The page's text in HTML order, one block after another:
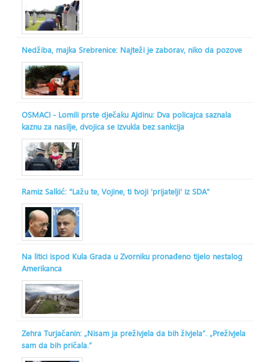
Nedžiba, majka Srebrenice: Najteži je zaborav, niko da pozove
OSMACI - Lomili prste dječaku Ajdinu: Dva policajca saznala
kaznu za nasilje, dvojica se izvukla bez sankcija
Ramiz Salkić: "Lažu te, Vojine, ti tvoji 'prijatelji' iz SDA"
Na litici ispod Kula Grada u Zvorniku pronađeno tijelo nestalog
Amerikanca
Zehra Turjačanin: „Nisam ja preživjela da bih živjela“. „Preživjela
sam da bih pričala.“